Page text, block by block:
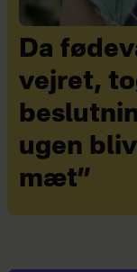
Da
vejret,
ugen
mæt”